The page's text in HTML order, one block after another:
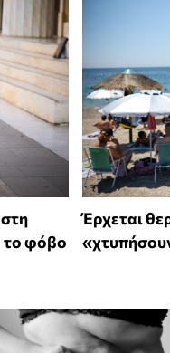
το φόβο
Έρχεται